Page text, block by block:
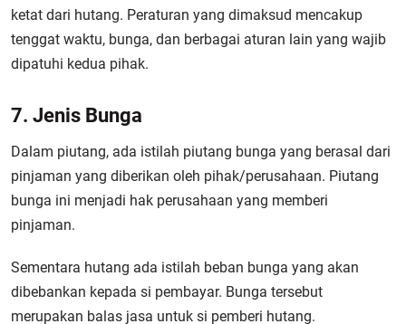
ketat dari hutang. Peraturan yang dimaksud mencakup
tenggat waktu, bunga, dan berbagai aturan lain yang wajib
dipatuhi kedua pihak.
7. Jenis Bunga
Dalam piutang, ada istilah piutang bunga yang berasal dari
pinjaman yang diberikan oleh pihak/perusahaan. Piutang
bunga ini menjadi hak perusahaan yang memberi
pinjaman.
Sementara hutang ada istilah beban bunga yang akan
dibebankan kepada si pembayar. Bunga tersebut
merupakan balas jasa untuk si pemberi hutang.